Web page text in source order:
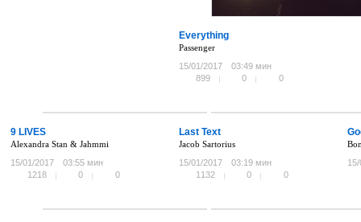
Everything
Passenger
15/01/2017
03:49 мин
899
0 0
9 LIVES
Alexandra Stan & Jahmmi
15/01/2017
03:55 мин
1218
0 0
Last Text
Jacob Sartorius
15/01/2017
03:19 мин
1132
0 0